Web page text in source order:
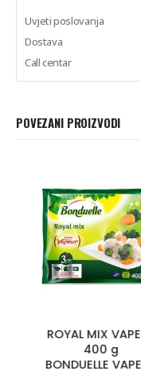
Uvjeti poslovanja
Dostava
Call centar
POVEZANI PROIZVODI
ROYAL MIX
400 g
BONDUELLE